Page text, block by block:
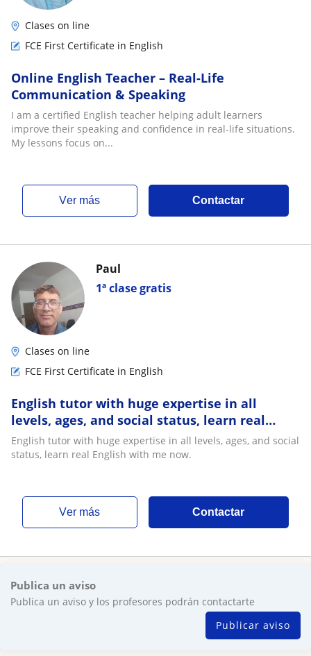
Clases on line
FCE First Certificate in English
Online English Teacher – Real-Life
Communication & Speaking
I am a certified English teacher helping adult learners
improve their speaking and confidence in real-life situations.
My lessons focus on...
ver más Contactar
1ª clase gratis
Paul
Clases on line
FCE First Certificate in English
English tutor with huge expertise in all
levels, ages, and social status, learn real
English with me now
English tutor with huge expertise in all levels, ages, and social
status, learn real English with me now.
ver más Contactar
Publica un aviso
Publica un aviso y los profesores podrán contactarte
Publicar aviso